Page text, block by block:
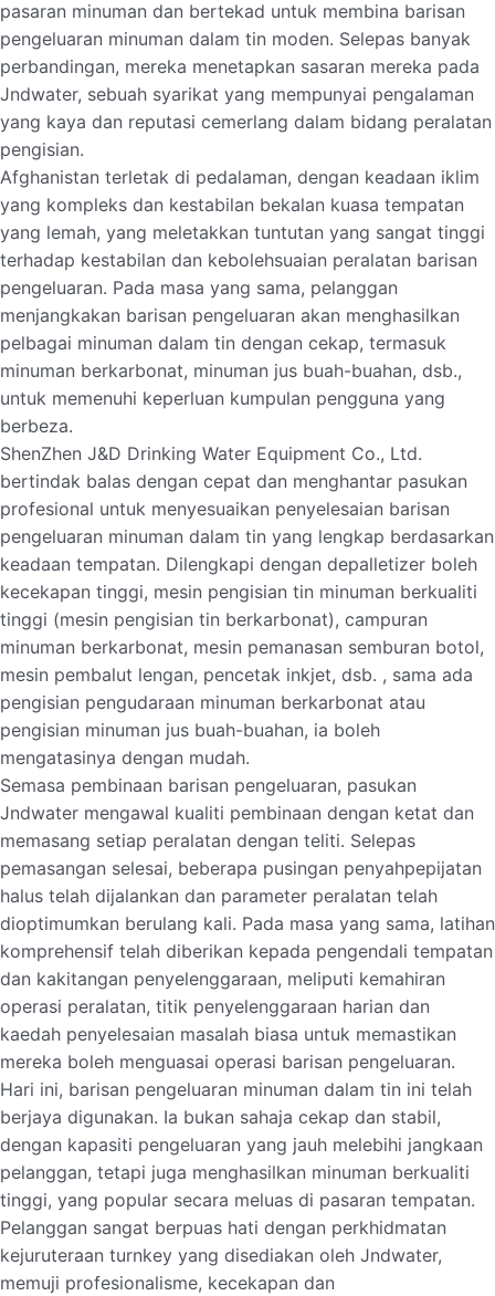
pasaran minuman dan bertekad untuk membina barisan
pengeluaran minuman dalam tin moden. Selepas banyak
perbandingan, mereka menetapkan sasaran mereka pada
Jndwater, sebuah syarikat yang mempunyai pengalaman
yang kaya dan reputasi cemerlang dalam bidang peralatan
pengisian.
Afghanistan terletak di pedalaman, dengan keadaan iklim
yang kompleks dan kestabilan bekalan kuasa tempatan
yang lemah, yang meletakkan tuntutan yang sangat tinggi
terhadap kestabilan dan kebolehsuaian peralatan barisan
pengeluaran. Pada masa yang sama, pelanggan
menjangkakan barisan pengeluaran akan menghasilkan
pelbagai minuman dalam tin dengan cekap, termasuk
minuman berkarbonat, minuman jus buah-buahan, dsb.,
untuk memenuhi keperluan kumpulan pengguna yang
berbeza.
ShenZhen J&D Drinking Water Equipment Co., Ltd.
bertindak balas dengan cepat dan menghantar pasukan
profesional untuk menyesuaikan penyelesaian barisan
pengeluaran minuman dalam tin yang lengkap berdasarkan
keadaan tempatan. Dilengkapi dengan depalletizer boleh
kecekapan tinggi, mesin pengisian tin minuman berkualiti
tinggi (mesin pengisian tin berkarbonat), campuran
minuman berkarbonat, mesin pemanasan semburan botol,
mesin pembalut lengan, pencetak inkjet, dsb. , sama ada
pengisian pengudaraan minuman berkarbonat atau
pengisian minuman jus buah-buahan, ia boleh
mengatasinya dengan mudah.
Semasa pembinaan barisan pengeluaran, pasukan
Jndwater mengawal kualiti pembinaan dengan ketat dan
memasang setiap peralatan dengan teliti. Selepas
pemasangan selesai, beberapa pusingan penyahpepijatan
halus telah dijalankan dan parameter peralatan telah
dioptimumkan berulang kali. Pada masa yang sama, latihan
komprehensif telah diberikan kepada pengendali tempatan
dan kakitangan penyelenggaraan, meliputi kemahiran
operasi peralatan, titik penyelenggaraan harian dan
kaedah penyelesaian masalah biasa untuk memastikan
mereka boleh menguasai operasi barisan pengeluaran.
Hari ini, barisan pengeluaran minuman dalam tin ini telah
berjaya digunakan. Ia bukan sahaja cekap dan stabil,
dengan kapasiti pengeluaran yang jauh melebihi jangkaan
pelanggan, tetapi juga menghasilkan minuman berkualiti
tinggi, yang popular secara meluas di pasaran tempatan.
Pelanggan sangat berpuas hati dengan perkhidmatan
kejuruteraan turnkey yang disediakan oleh Jndwater,
memuji profesionalisme, kecekapan dan